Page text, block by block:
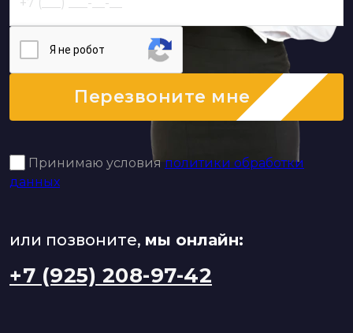
Я нe poбoт
Перезвоните мне
Принимаю условия политики обработки
данных
или позвоните, мы онлайн:
+7 (925) 208-97-42